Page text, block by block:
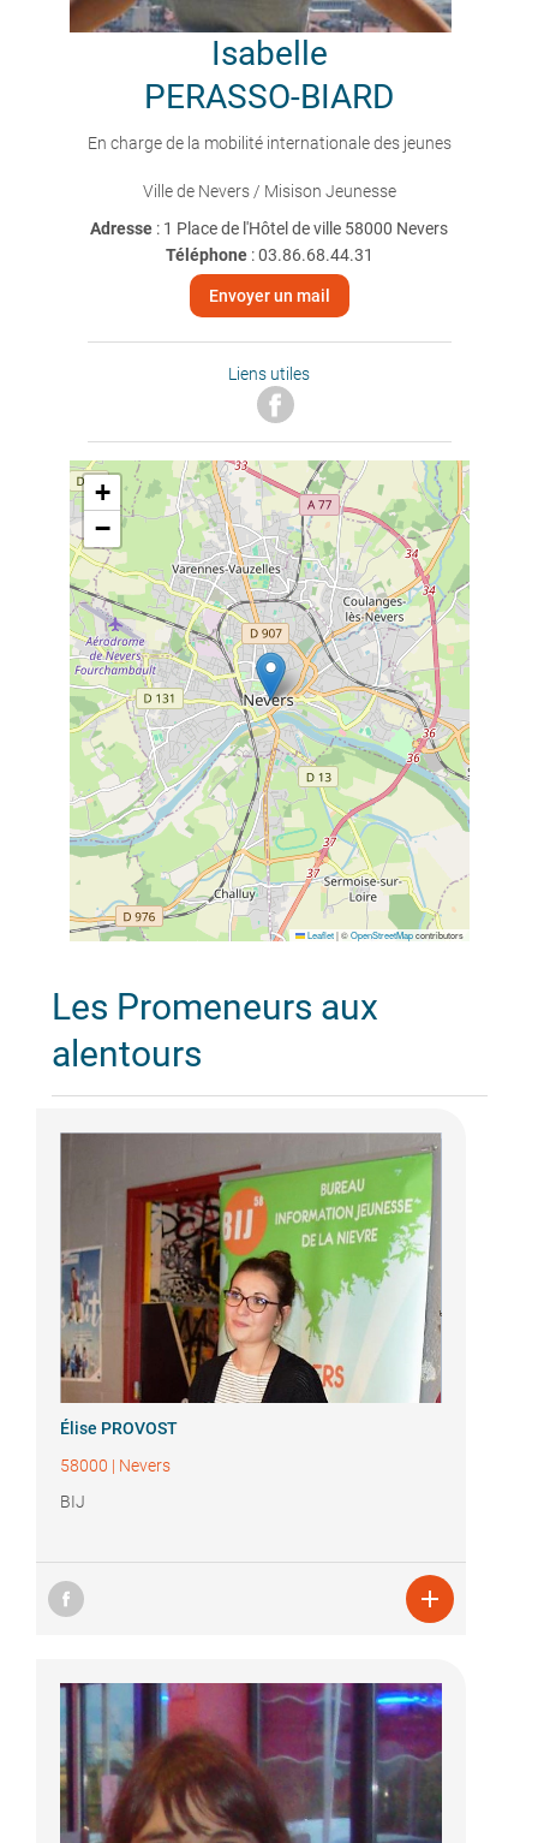
Isabelle
PERASSO-BIARD
En charge de la mobilité internationale des jeunes
Ville de Nevers / Misison Jeunesse
Adresse : 1 Place de l'Hôtel de ville 58000 Nevers
Téléphone:03.86.68.44.31
Envoyer un mail
Liens utiles
+
−
Leaflet |©OpenStreetMapcontributors
Les Promeneurs aux
alentours
Élise PROVOST
58000 | Nevers
BIJ
